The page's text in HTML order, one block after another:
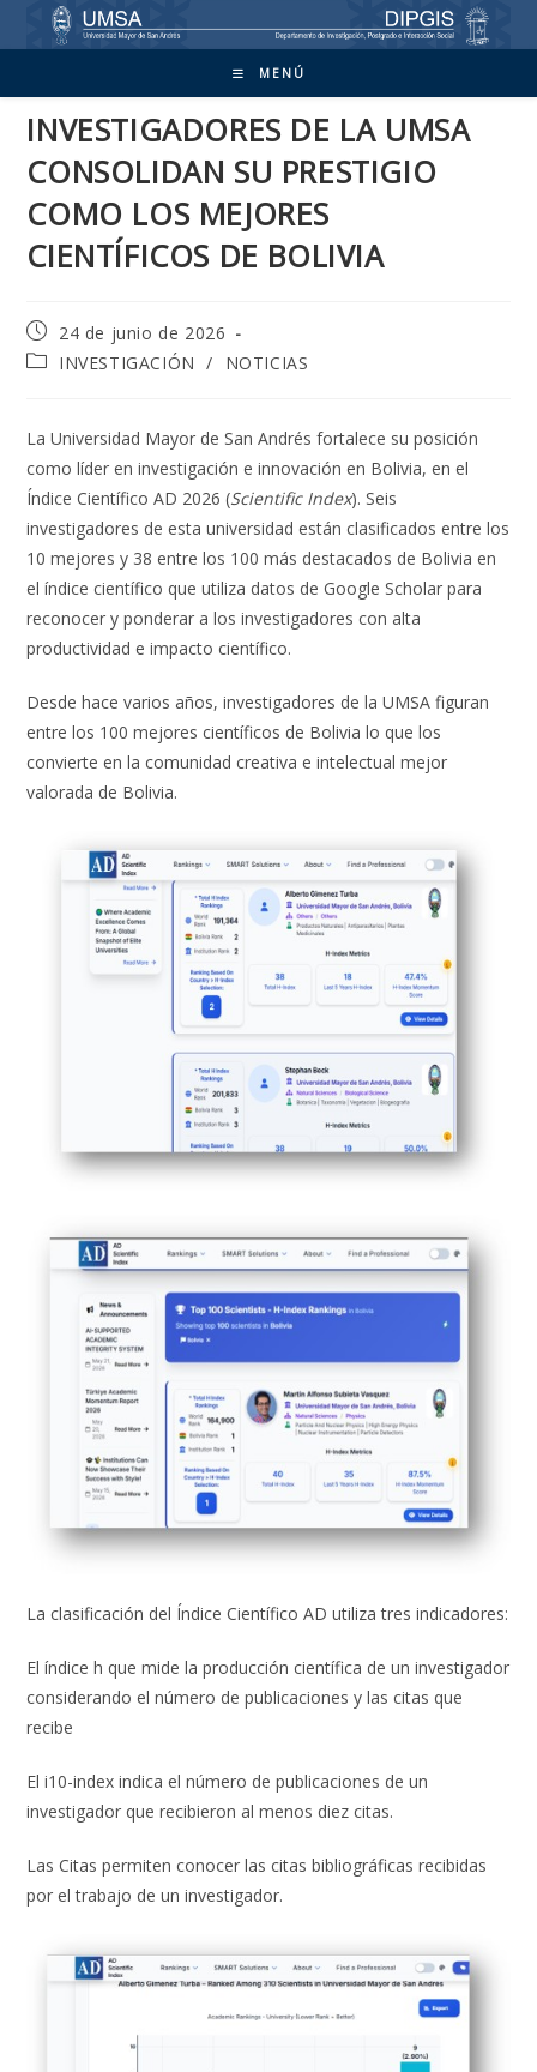
al
MENÚ
INVESTIGADORES DE LA UMSA
CONSOLIDAN SU PRESTIGIO
COMO LOS MEJORES
CIENTÍFICOS DE BOLIVIA
Publicación
de
la
24 de junio de 2026
Categoría
entrada:
INVESTIGACIÓN / NOTICIAS
La Universidad Mayor de San Andrés fortalece su posición
como líder en investigación e innovación en Bolivia, en el
Índice Científico AD 2026 (Scientific Index). Seis
investigadores de esta universidad están clasificados entre los
10 mejores y 38 entre los 100 más destacados de Bolivia en
el índice científico que utiliza datos de Google Scholar para
reconocer y ponderar a los investigadores con alta
productividad e impacto científico.
Desde hace varios años, investigadores de la UMSA figuran
entre los 100 mejores científicos de Bolivia lo que los
convierte en la comunidad creativa e intelectual mejor
valorada de Bolivia.
La clasificación del Índice Científico AD utiliza tres indicadores:
El índice h que mide la producción científica de un investigador
considerando el número de publicaciones y las citas que
recibe
El i10-index indica el número de publicaciones de un
investigador que recibieron al menos diez citas.
Las Citas permiten conocer las citas bibliográficas recibidas
por el trabajo de un investigador.